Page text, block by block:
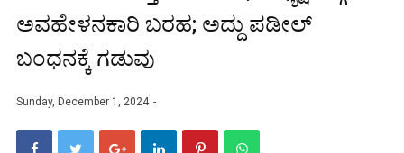
ಅವಹೇಳನಕಾರಿ ಬರಹ; ಅದ್ದು ಪಡೀಲ್
ಬಂಧನಕ್ಕೆ ಗಡುವು
Sunday, December 1, 2024